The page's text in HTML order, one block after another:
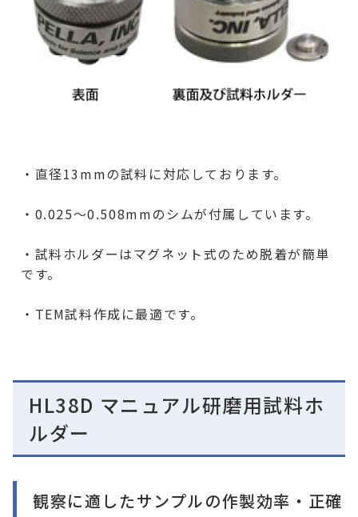
・直径13mmの試料に対応しております。
・0.025～0.508mmのシムが付属しています。
・試料ホルダーはマグネット式のため脱着が簡単
です。
・TEM試料作成に最適です。
HL38D マニュアル研磨用試料ホ
ルダー
観察に適したサンプルの作製効率・正確